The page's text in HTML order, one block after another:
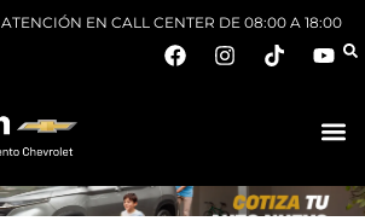
ATENCIÓN EN CALL CENTER DE 08:00 A 18:00